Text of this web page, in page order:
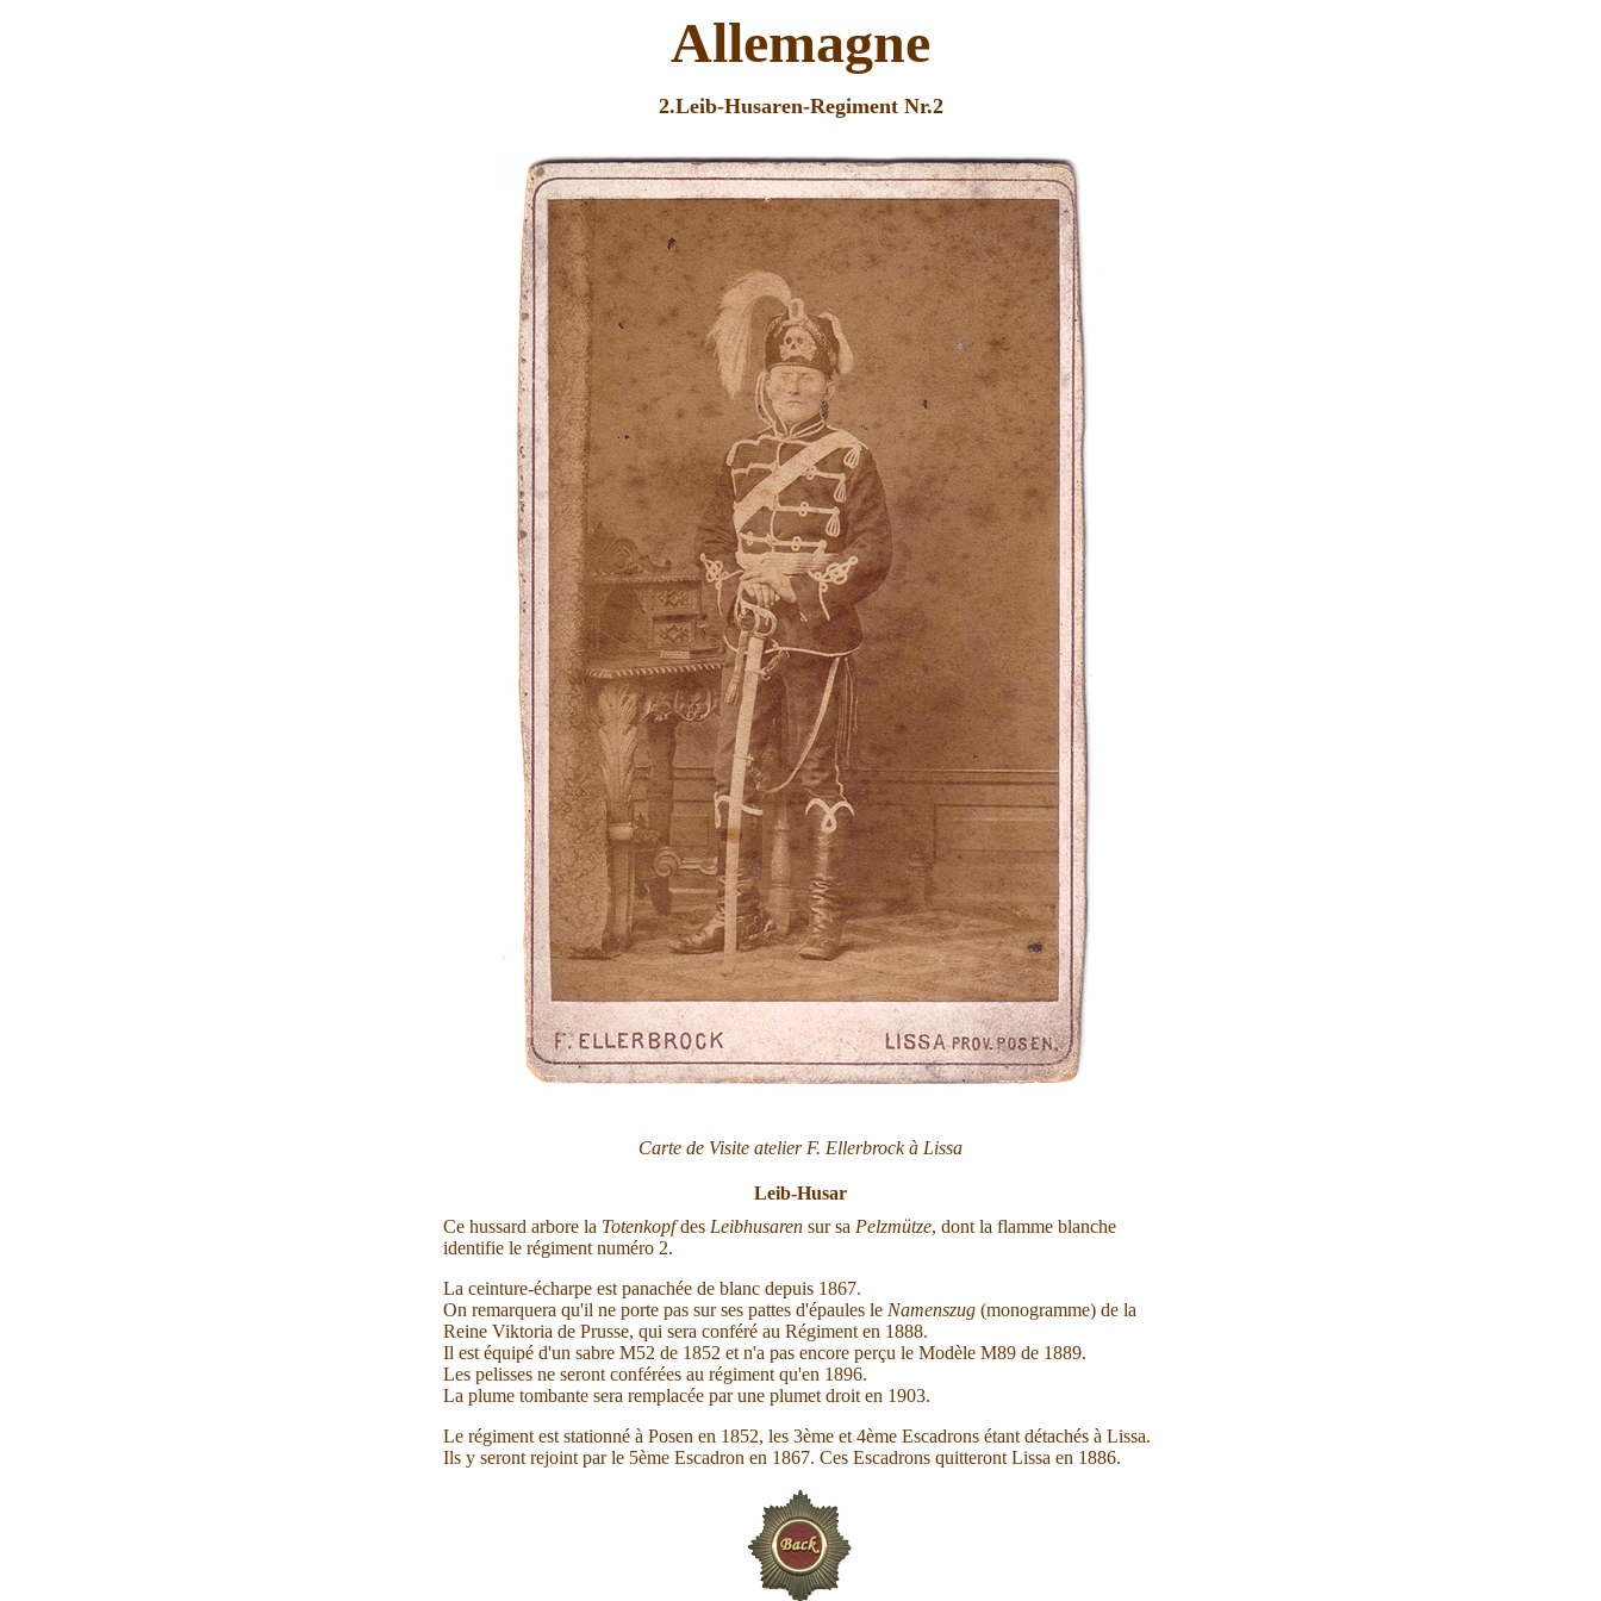
Allemagne
2.Leib-Husaren-Regiment Nr.2
Carte de Visite atelier F. Ellerbrock à Lissa
Leib-Husar
Ce hussard arbore la Totenkopfdes Leibhusaren sur sa Pelzmütze, dont la flamme blanche
identifie le régiment numéro 2.
La ceinture-écharpe est panachée de blanc depuis 1867.
On remarquera qu'il ne porte pas sur ses pattes d'épaules le Namenszug (monogramme) de la
Reine Viktoria de Prusse, qui sera conféré au Régiment en 1888.
Il est équipé d'un sabre M52 de 1852 et n'a pas encore perçu le Modèle M89 de 1889.
Les pelisses ne seront conférées au régiment qu'en 1896.
La plume tombante sera remplacée par une plumet droit en 1903.
Le régiment est stationné à Posen en 1852, les 3ème et 4ème Escadrons étant détachés à Lissa.
Ils y seront rejoint par le 5ème Escadron en 1867. Ces Escadrons quitteront Lissa en 1886.